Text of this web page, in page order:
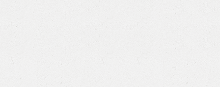
HPE ProLient DL145 Gen11
Kaspersky Endpoint Protection
Fortinet FortiAnalyzer
HPE StoreVirtual VSA
Kerio Connect (Mail)
Lenovo ThinkCentre M700
HP ProDesk 280 G2 MT
Lenovo ThinkCentre S500z
DELL Precision T3420 SFF
DELL Precision T3620 MT
Latitude E7270
ThinkPad x260
DELL Vostro 3459
15" and up
DELL Monitor
Lenovo Monitor
APC Smart-UPS 1000VA 2U
APC Smart-UPS 1500VA
APC Smart-UPS 1500VA SMT
APC Smart-UPS 1500VA 2U
Member
About us
Full Site